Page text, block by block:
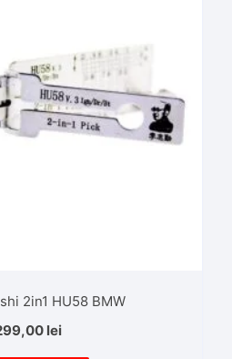
2in1 HU58 BMW
lei